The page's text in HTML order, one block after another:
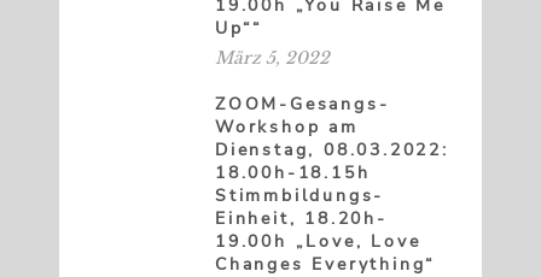
19.00h „You Raise Me
Up““
März 5, 2022
ZOOM-Gesangs-
Workshop am
Dienstag, 08.03.2022:
18.00h-18.15h
Stimmbildungs-
Einheit, 18.20h-
19.00h „Love, Love
Changes Everything“